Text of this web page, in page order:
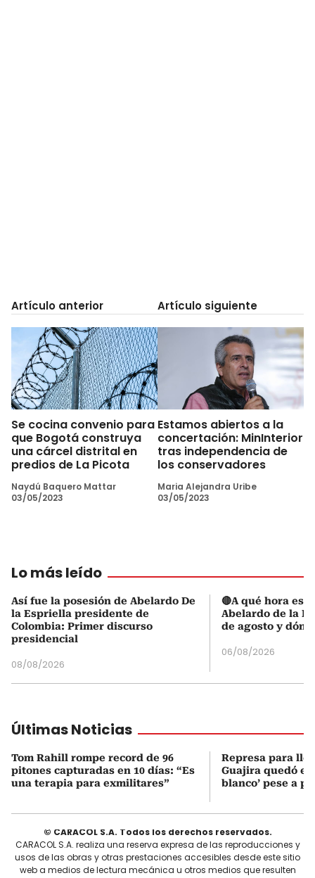
Artículo anterior
Se cocina convenio para
que Bogotá construya
una cárcel distrital en
predios de La Picota
Naydú Baquero Mattar
03/05/2023
Artículo siguiente
Estamos abiertos a la
concertación: MinInterior
tras independencia de
los conservadores
Maria Alejandra Uribe
03/05/2023
Lo más leído
Así fue la posesión de Abelardo De
la Espriella presidente de
Colombia: Primer discurso
presidencial
08/08/2026
🔴A qué hora es
Abelardo de la
de agosto y
06/08/2026
Últimas Noticias
Tom Rahill rompe record de 96
pitones capturadas en 10 días: “Es
una terapia para exmilitares”
Represa para
Guajira quedó en
blanco’ pese a
© CARACOL S.A. Todos los derechos reservados.
CARACOL S.A. realiza una reserva expresa de las reproducciones y
usos de las obras y otras prestaciones accesibles desde este sitio
web a medios de lectura mecánica u otros medios que resulten